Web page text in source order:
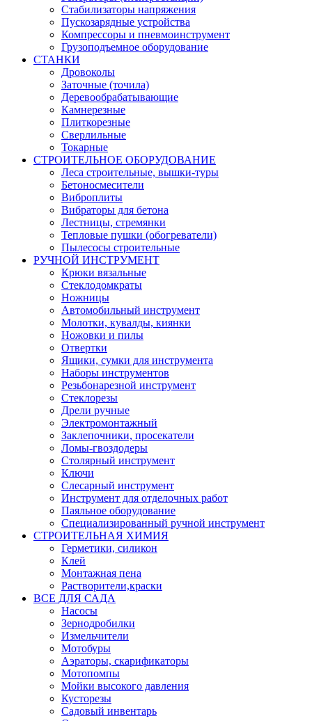
Стабилизаторы напряжения
Пускозарядные устройства
Компрессоры и пневмоинструмент
Грузоподъемное оборудование
СТАНКИ
Дровоколы
Заточные (точила)
Деревообрабатывающие
Камнерезные
Плиткорезные
Сверлильные
Токарные
СТРОИТЕЛЬНОЕ ОБОРУДОВАНИЕ
Леса строительные, вышки-туры
Бетоносмесители
Виброплиты
Вибраторы для бетона
Лестницы, стремянки
Тепловые пушки (обогреватели)
Пылесосы строительные
РУЧНОЙ ИНСТРУМЕНТ
Крюки вязальные
Стеклодомкраты
Ножницы
Автомобильный инструмент
Молотки, кувалды, киянки
Ножовки и пилы
Отвертки
Ящики, сумки для инструмента
Наборы инструментов
Резьбонарезной инструмент
Стеклорезы
Дрели ручные
Электромонтажный
Заклепочники, просекатели
Ломы-гвоздодеры
Столярный инструмент
Ключи
Слесарный инструмент
Инструмент для отделочных работ
Паяльное оборудование
Специализированный ручной инструмент
СТРОИТЕЛЬНАЯ ХИМИЯ
Герметики, силикон
Клей
Монтажная пена
Растворители,краски
ВСЕ ДЛЯ САДА
Насосы
Зернодробилки
Измельчители
Мотобуры
Аэраторы, скарификаторы
Мотопомпы
Мойки высокого давления
Кусторезы
Садовый инвентарь